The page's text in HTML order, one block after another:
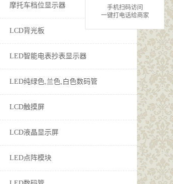
摩托车档位显示器
LCD背光板
LED智能电表抄表显示器
LED纯绿色,兰色,白色数码管
LCD触摸屏
LCD液晶显示屏
LED点阵模块
手机扫码访问
一键打电话给商家